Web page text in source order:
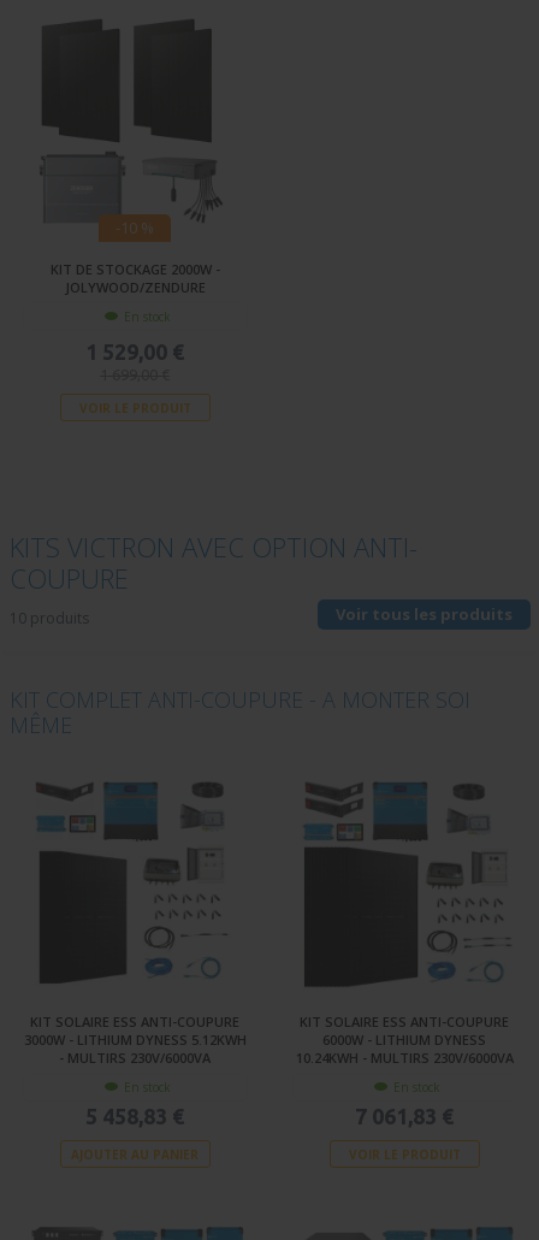
-10 %
KIT DE STOCKAGE 2000W -
JOLYWOOD/ZENDURE
En stock
1 529,00 €
VOIR LE PRODUIT
KITS VICTRON AVEC OPTION ANTI-
COUPURE
10 produits Voir tous les produits
KIT COMPLET ANTI-COUPURE - A MONTER SOI
MÊME
KIT SOLAIRE ESS ANTI-COUPURE
3000W - LITHIUM DYNESS 5.12KWH
- MULTIRS 230V/6000VA
En stock
5 458,83 €
AJOUTER AU PANIER
KIT SOLAIRE ESS ANTI-COUPURE
6000W - LITHIUM DYNESS
10.24KWH - MULTIRS 230V/6000VA
En stock
7 061,83 €
VOIR LE PRODUIT